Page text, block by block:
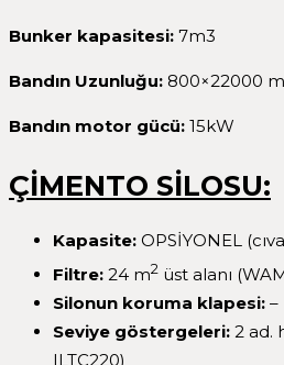
Bunker kapasitesi: 7m3
Bandın Uzunluğu: 800×22000
Bandın motor gücü: 15kW
ÇİMENTO SİLOSU:
Kapasite: OPSİYONEL
Filtre: 24 m2 üst alanı
Silonun koruma klapesi: –
Seviye göstergeleri: 2 ad.
ILTC220)